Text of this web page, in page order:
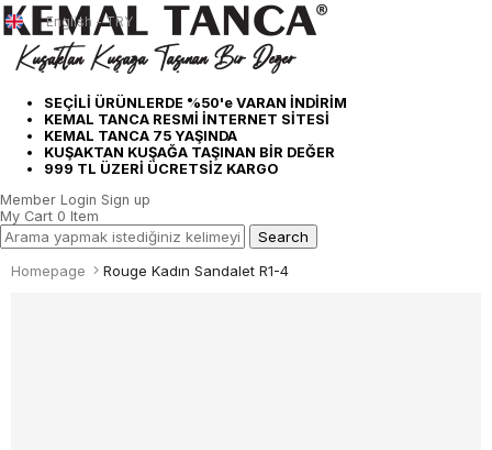
SEÇİLİ ÜRÜNLERDE %50'e VARAN İNDİRİM
KEMAL TANCA RESMİ İNTERNET SİTESİ
KEMAL TANCA 75 YAŞINDA
KUŞAKTAN KUŞAĞA TAŞINAN BİR DEĞER
999 TL ÜZERİ ÜCRETSİZ KARGO
English - TRY
Member Login Sign up
My Cart 0 Item
Homepage Rouge Kadın Sandalet R1-4